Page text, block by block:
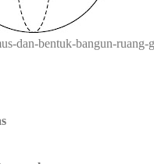
dan-bentuk-bangun-ruang-